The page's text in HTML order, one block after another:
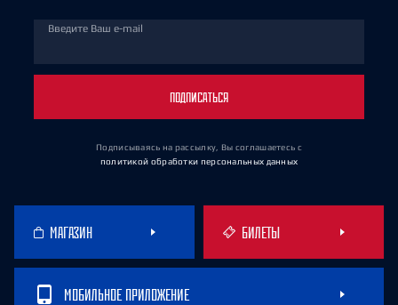
Введите Ваш e-mail
ПОДПИСАТЬСЯ
Подписываясь на рассылку, Вы соглашаетесь с
политикой обработки персональных данных
МАГАЗИН БИЛЕТЫ
МОБИЛЬНОЕ ПРИЛОЖЕНИЕ